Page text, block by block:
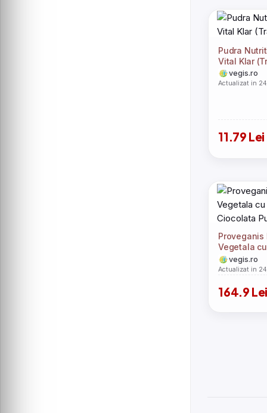
Pudra
Vital Klar
vegis.ro
Actualizat in
11.79 Lei
Proveganis
Vegetala
Ciocolata
vegis.ro
Actualizat in
164.9 Lei